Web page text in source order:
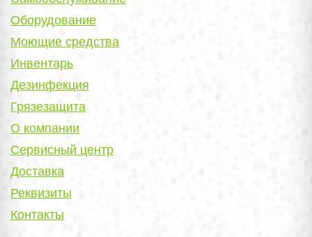
Оборудование
Моющие средства
Инвентарь
Дезинфекция
Грязезащита
О компании
Сервисный центр
Доставка
Реквизиты
Контакты